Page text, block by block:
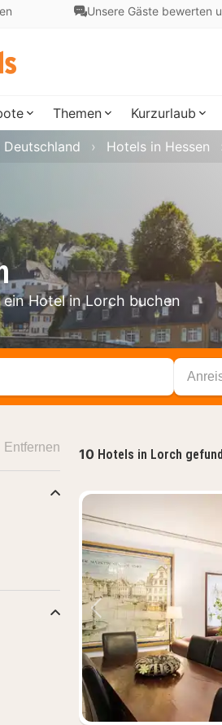
Unsere Gäste bewerten
Themen Kurzurlaub
Hotel in Lorch buchen
Hotels in Hessen
10 Hotels in Lorch
Vorheriges Bild
Entfernen